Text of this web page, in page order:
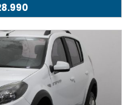
El
actual
es:
U$S
28.990.